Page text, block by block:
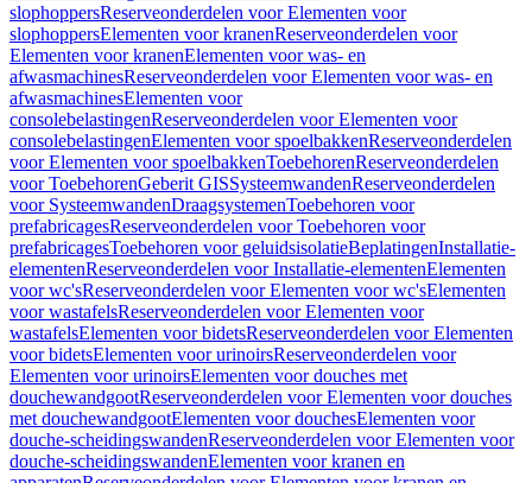
slophoppersReserveonderdelen voor Elementen voor
slophoppersElementen voor kranenReserveonderdelen voor
Elementen voor kranenElementen voor was- en
afwasmachinesReserveonderdelen voor Elementen voor was- en
afwasmachinesElementen voor
consolebelastingenReserveonderdelen voor Elementen voor
consolebelastingenElementen voor spoelbakkenReserveonderdelen
voor Elementen voor spoelbakkenToebehorenReserveonderdelen
voor ToebehorenGeberit GISSysteemwandenReserveonderdelen
voor SysteemwandenDraagsystemenToebehoren voor
prefabricagesReserveonderdelen voor Toebehoren voor
prefabricagesToebehoren voor geluidsisolatieBeplatingenInstallatie-
elementenReserveonderdelen voor Installatie-elementenElementen
voor wc'sReserveonderdelen voor Elementen voor wc'sElementen
voor wastafelsReserveonderdelen voor Elementen voor
wastafelsElementen voor bidetsReserveonderdelen voor Elementen
voor bidetsElementen voor urinoirsReserveonderdelen voor
Elementen voor urinoirsElementen voor douches met
douchewandgootReserveonderdelen voor Elementen voor douches
met douchewandgootElementen voor douchesElementen voor
douche-scheidingswandenReserveonderdelen voor Elementen voor
douche-scheidingswandenElementen voor kranen en